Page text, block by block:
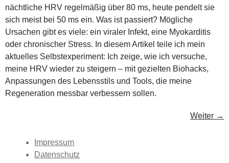
nächtliche HRV regelmäßig über 80 ms, heute pendelt sie
sich meist bei 50 ms ein. Was ist passiert? Mögliche
Ursachen gibt es viele: ein viraler Infekt, eine Myokarditis
oder chronischer Stress. In diesem Artikel teile ich mein
aktuelles Selbstexperiment: Ich zeige, wie ich versuche,
meine HRV wieder zu steigern – mit gezielten Biohacks,
Anpassungen des Lebensstils und Tools, die meine
Regeneration messbar verbessern sollen.
Weiter →
Impressum
Datenschutz